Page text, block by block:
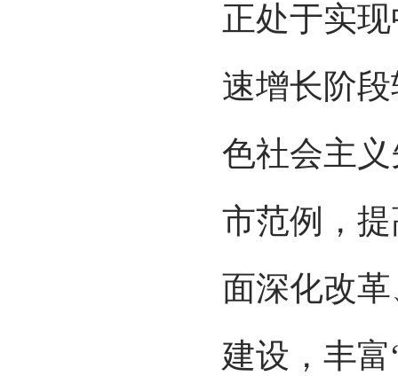
正处于实
速增长阶
色社会主
市范例，
面深化改
建设，丰